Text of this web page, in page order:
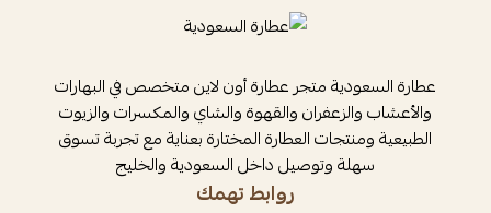
عطارة السعودية متجر عطارة أون لاين متخصص في البهارات
والأعشاب والزعفران والقهوة والشاي والمكسرات والزيوت
الطبيعية ومنتجات العطارة المختارة بعناية مع تجربة تسوق
سهلة وتوصيل داخل السعودية والخليج
روابط تهمك